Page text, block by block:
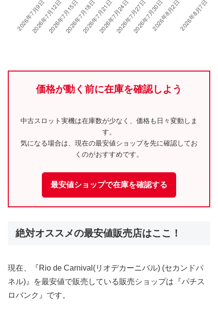
価格が動く前に在庫を確認しよう
中古スロット実機は在庫数が少なく、価格も日々変動しま
す。
気になる場合は、現在の最安値ショップを先に確認してお
くのがおすすめです。
最安値ショップで在庫を確認する
絶対オススメの最安値販売店はここ！
現在、『Rio de Carnival(リオデカーニバル) (セカンドパ
ネル)』を最安値で販売している販売ショップは『パチス
ロバンク』です。